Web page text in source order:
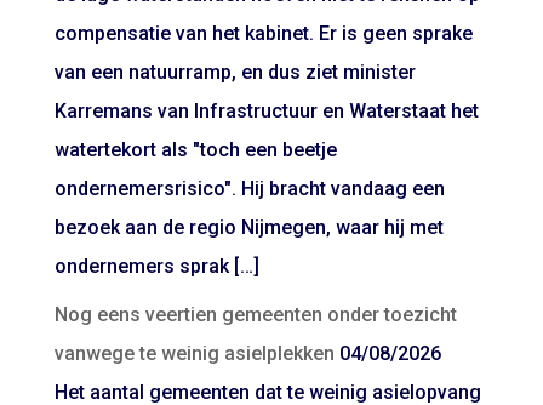
compensatie van het kabinet. Er is geen sprake
van een natuurramp, en dus ziet minister
Karremans van Infrastructuur en Waterstaat het
watertekort als "toch een beetje
ondernemersrisico". Hij bracht vandaag een
bezoek aan de regio Nijmegen, waar hij met
ondernemers sprak […]
Nog eens veertien gemeenten onder toezicht
vanwege te weinig asielplekken 04/08/2026
Het aantal gemeenten dat te weinig asielopvang